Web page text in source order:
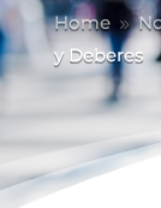
Home 9
y Deberes